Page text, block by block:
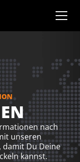
nach
unseren
Du Deine
kannst.